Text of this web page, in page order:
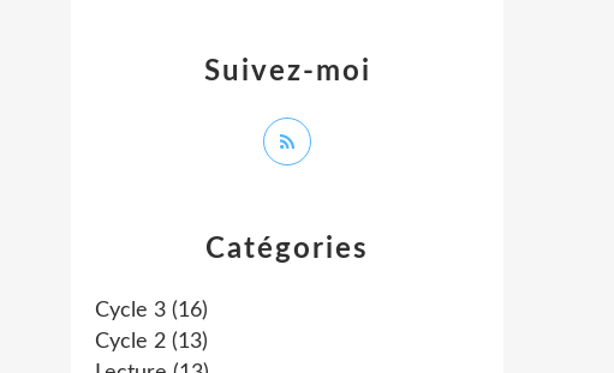
Catégories
Cycle 3 (16)
Cycle 2 (13)
Suivez-moi